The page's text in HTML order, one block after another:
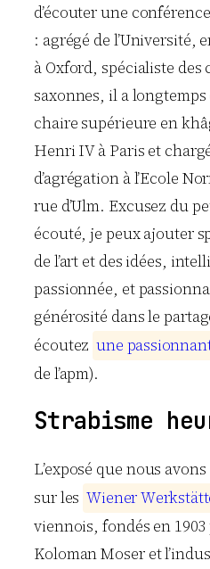
d’écouter une
: agrégé de l’Université,
à Oxford, spécialiste
saxonnes, il a
chaire supérieure en
Henri IV à Paris et
d’agrégation à l’Ecole
rue d’Ulm. Excusez du
écouté, je peux ajouter
de l’art et des idées,
passionnée, et
générosité dans le
écoutez une passionnan
de l’apm).
Strabisme
L’exposé que nous
sur les WienerWerkstätt
viennois, fondés en
Koloman Moser et